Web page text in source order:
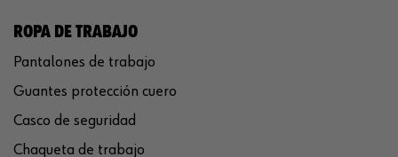
ROPA DE TRABAJO
Pantalones de trabajo
Guantes protección cuero
Casco de seguridad
Chaqueta de trabajo